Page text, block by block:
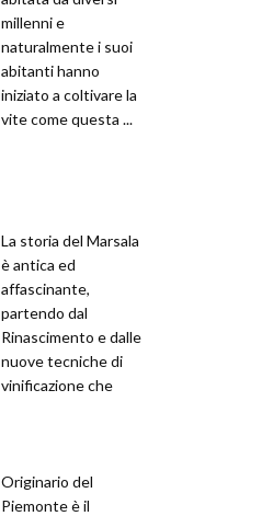
millenni e
naturalmente i suoi
abitanti hanno
iniziato a coltivare la
vite come questa ...
La storia del Marsala
è antica ed
affascinante,
partendo dal
Rinascimento e dalle
nuove tecniche di
vinificazione che
Originario del
Piemonte è il